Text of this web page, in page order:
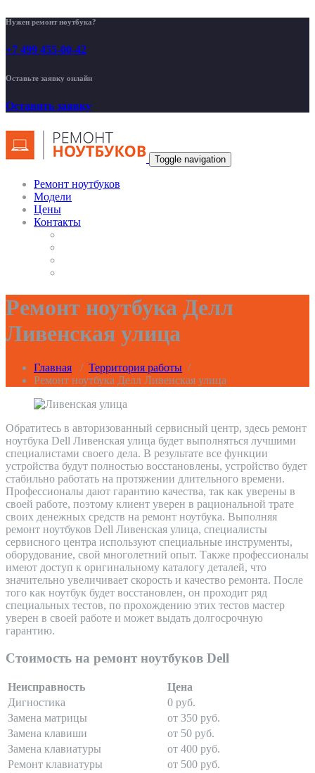
Нужен ремонт ноутбука?
+7 499 455-00-42
Оставьте заявку онлайн
Оставить заявку
Toggle navigation
Ремонт ноутбуков
Модели
Цены
Контакты
Ремонт ноутбука Делл
Ливенская улица
Главная / Территория работы /
Ремонт ноутбука Делл Ливенская улица
Обратитесь в авторизованный сервисный центр, здесь ремонт
ноутбука Dell Ливенская улица будет выполняться лучшими
специалистами своего дела. В результате все функции
устройства будут полностью восстановлены, устройство будет
стабильно работать на протяжении длительного времени.
Профессионалы дают гарантию качества, так как уверены в
своей работе, поэтому клиент уверен в рациональной трате
своих денежных средств на ремонт ноутбука. Выполняя
ремонт ноутбуков Dell Ливенская улица, специалисты
сервисного центра используют специальные инструменты,
оборудование, свой многолетний опыт. Также профессионалы
имеют доступ к оригинальному каталогу деталей, что
значительно увеличивает скорость и качество ремонта. После
того как ноутбук будет восстановлен, он проходит ряд
специальных тестов, по прохождению этих тестов мастер
уверен в своей работе и может выдать долгосрочную
гарантию.
Стоимость на ремонт ноутбуков Dell
Неисправность
Цена
Дигностика
0 руб.
Замена матрицы
от 350 руб.
Замена клавиши
от 50 руб.
Замена клавиатуры
от 400 руб.
Ремонт клавиатуры
от 500 руб.